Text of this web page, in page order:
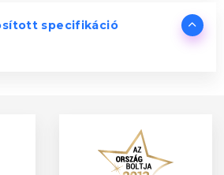
specifikáció